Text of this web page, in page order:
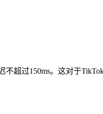
超过150ms。这对于